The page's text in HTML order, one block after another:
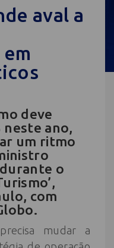
aval a
deve
neste ano,
um ritmo
o
com
mudar a